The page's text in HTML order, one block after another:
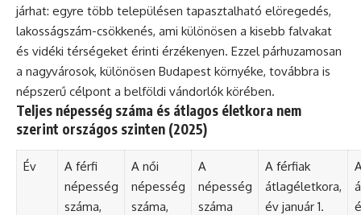
járhat: egyre több településen tapasztalható elöregedés,
lakosságszám-csökkenés, ami különösen a kisebb falvakat
és vidéki térségeket érinti érzékenyen. Ezzel párhuzamosan
a nagyvárosok, különösen Budapest környéke, továbbra is
népszerű célpont a belföldi vándorlók körében.
Teljes népesség száma és átlagos életkora nem
szerint országos szinten (2025)
Év
A férfi
népesség
száma,
A női
népesség
száma,
A
népesség
száma
A férfiak
átlagéletkora,
év január 1.